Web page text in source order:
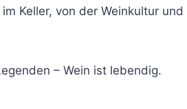
Keller, von der Weinkultur
– Wein ist lebendig.